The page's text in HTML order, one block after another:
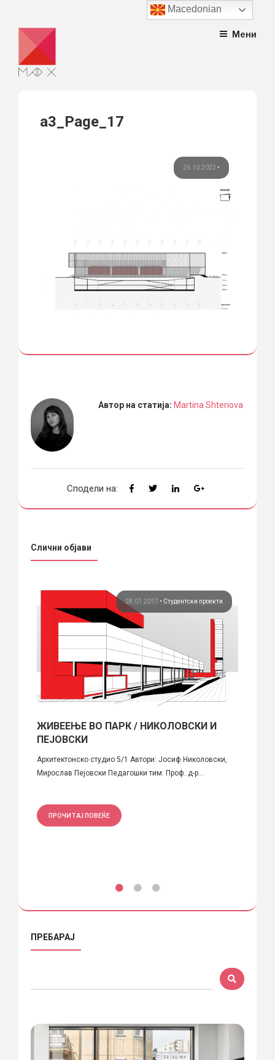
content
Мени
a3_Page_17
26.10.2022 •
Автор на статија: Martina Shteriova
Сподели на:
Слични објави
28.01.2017 • Студентски проекти
ЖИВЕЕЊЕ ВО ПАРК / НИКОЛОВСКИ И
ПЕЈОВСКИ
Архитектонско студио 5/1 Автори: Jосиф Николовски,
Мирослав Пејовски Педагошки тим: Проф. д-р...
ПРОЧИТАЈ ПОВЕЌЕ
ПРЕБАРАЈ
Macedonian